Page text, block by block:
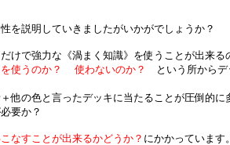
を説明していきましたがいかがでしょうか？
けで強力な《渦まく知識》を使うことが出来
を使うのか？ 使わないのか？
という所からデ
他の色と言ったデッキに当たることが圧倒的
要か？
なすことが出来るかどうか？ にかかっています